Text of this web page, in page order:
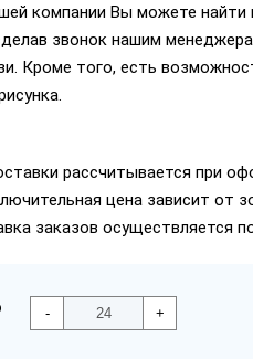
компании Вы можете
звонок нашим
Кроме того, есть
рассчитывается при
цена зависит от
заказов осуществляется
- +